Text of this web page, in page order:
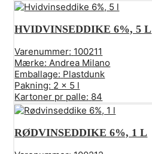
HVIDVINSEDDIKE 6%, 5 L
Varenummer: 100211
Mærke: Andrea Milano
Emballage: Plastdunk
Pakning: 2 x 5 l
Kartoner pr palle: 84
RØDVINSEDDIKE 6%, 1 L